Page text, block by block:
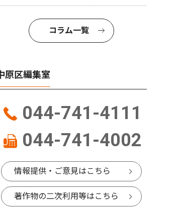
コラム一覧
原区編集室
044-741-4111
044-741-4002
情報提供・ご意見はこちら
著作物の二次利用等はこちら